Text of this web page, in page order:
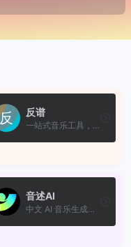
反谱
一站式音乐工具，支持扒谱、...
音述AI
中文 AI 音乐生成平台，让零...